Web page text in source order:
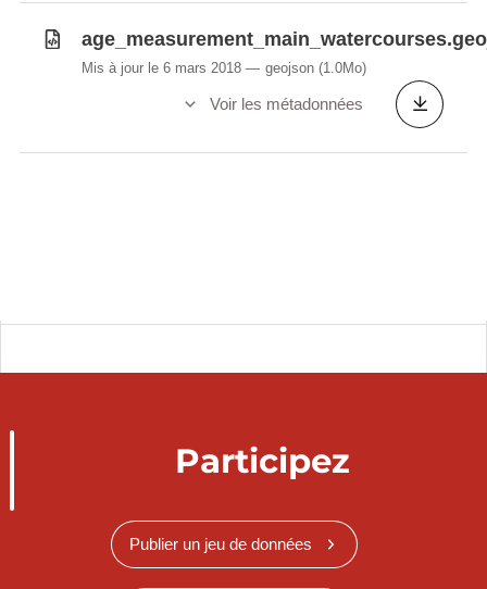
Mis à jour le 6 mars 2018 geojson (1.0Mo)
Voir les métadonnées
Participez
Publier un jeu de données